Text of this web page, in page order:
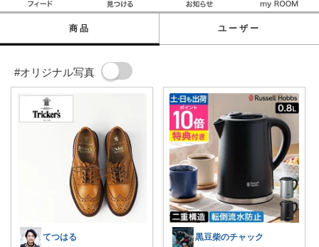
商品 ユーザー
#オリジナル写真
てつはる 黒豆柴のチャック